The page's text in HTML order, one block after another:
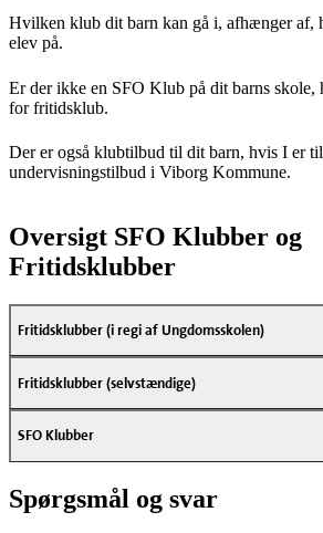
Hvilken klub dit barn kan gå i, afhænger af,
elev på.
Er der ikke en SFO Klub på dit barns skole,
for fritidsklub.
Der er også klubtilbud til dit barn, hvis I er
undervisningstilbud i Viborg Kommune.
Oversigt SFO Klubber og
Fritidsklubber
Fritidsklubber (i regi af Ungdomsskolen)
Fritidsklubber (selvstændige)
SFO Klubber
Spørgsmål og svar